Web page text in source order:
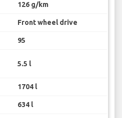
126 g/km
Front wheel drive
95
5.5 l
1704 l
634 l